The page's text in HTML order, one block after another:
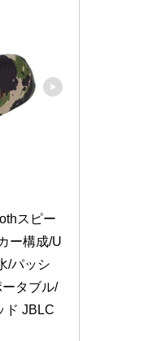
スピー
ー構成/U
/パッシ
タブル/
ド JBLC